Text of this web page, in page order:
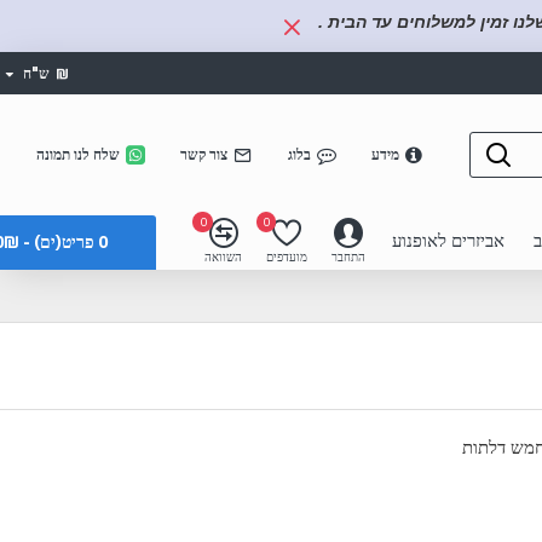
זמין למשלוחים עד הבית .
₪ ש"ח
מידע בלוג צור קשר שלח לנו תמונה
אביזרים לאופנוע
התחבר מועדפים
0
השוואה
0
0 פריט(ים) - 0₪